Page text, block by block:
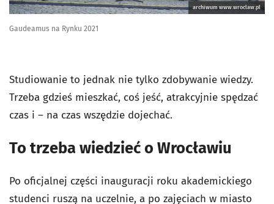
archiwum www.wroclaw.pl
Gaudeamus na Rynku 2021
Studiowanie to jednak nie tylko zdobywanie wiedzy.
Trzeba gdzieś mieszkać, coś jeść, atrakcyjnie spędzać
czas i – na czas wszędzie dojechać.
To trzeba wiedzieć o Wrocławiu
Po oficjalnej części inauguracji roku akademickiego
studenci ruszą na uczelnie, a po zajęciach w miasto